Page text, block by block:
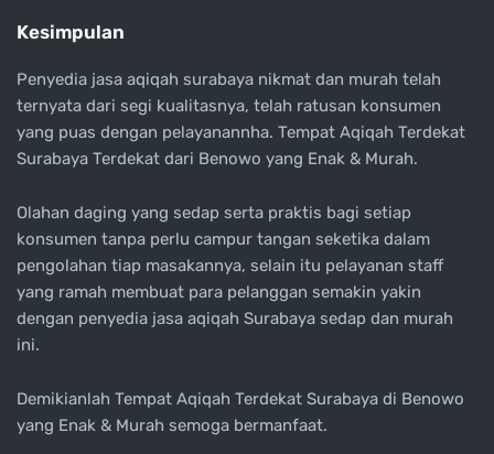
Kesimpulan
Penyedia jasa aqiqah surabaya nikmat dan murah telah
ternyata dari segi kualitasnya, telah ratusan konsumen
yang puas dengan pelayanannha. Tempat Aqiqah Terdekat
Surabaya Terdekat dari Benowo yang Enak & Murah.
Olahan daging yang sedap serta praktis bagi setiap
konsumen tanpa perlu campur tangan seketika dalam
pengolahan tiap masakannya, selain itu pelayanan staff
yang ramah membuat para pelanggan semakin yakin
dengan penyedia jasa aqiqah Surabaya sedap dan murah
ini.
Demikianlah Tempat Aqiqah Terdekat Surabaya di Benowo
yang Enak & Murah semoga bermanfaat.